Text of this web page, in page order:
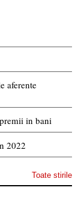
aferente
in bani
2022
Toate stirile